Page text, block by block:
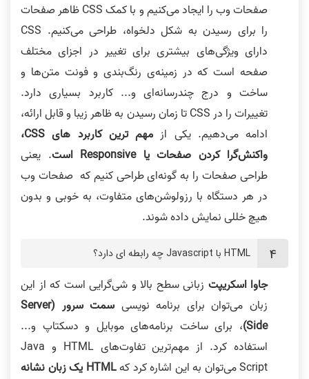
صفحات وب را ایجاد می‌کنیم و با کمک CSS ظاهر صفحات
را برای رسیدن به شکل دلخواه، طراحی می‌کنیم. CSS
دارای ویژگی‌های بیشتری برای تغییر در اجزای مختلف
صفحه است که در زمینه‌ی رنگ‌بندی و فونت‌ متن‌ها و
ساخت و درج چندرسانه‌ای‌ و... کاربرد بسیاری دارد.
تغییرات را در CSS تا زمان رسیدن به ظاهر زیبا و قابل ارائه،
ادامه می‌دهیم. یکی از
مهم ترین کاربرد های CSS،
واکنش‌گرا کردن صفحات یا Responsive است
. یعنی
طراحی صفحات را به گونه‌ای طراحی کنیم که صفحات وب
در هر دستگاه با رزولوشن‌‌های متفاوت، به خوبی و بدون
هیچ خللی نمایش داده شوند.
HTML با Javascript چه رابطه ای دارد؟
جاوا اسکریپت زبانی سطح بالا و شی‌گرایی است که از این
زبان می‌توان برای برنامه نویسی
سمت سرور (Server
Side) ، برای ساخت برنامه‌های موبایل و دسکتاپ و...
استفاده کرد. از مهم‌ترین تفاوت‌های HTML و Java
Script می‌توان به این اشاره کرد که
HTML یک زبان نشانه